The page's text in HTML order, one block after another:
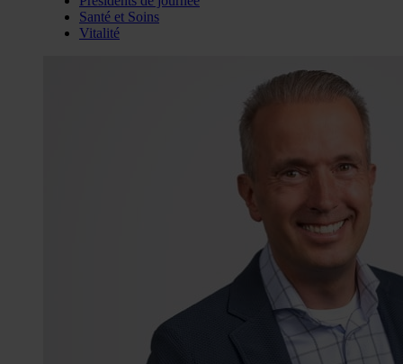
Santé et Soins
Vitalité